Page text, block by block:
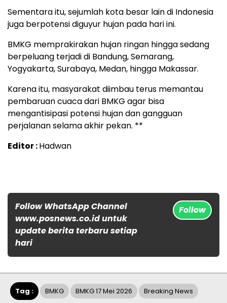
Sementara itu, sejumlah kota besar lain di Indonesia
juga berpotensi diguyur hujan pada hari ini.
BMKG memprakirakan hujan ringan hingga sedang
berpeluang terjadi di Bandung, Semarang,
Yogyakarta, Surabaya, Medan, hingga Makassar.
Karena itu, masyarakat diimbau terus memantau
pembaruan cuaca dari BMKG agar bisa
mengantisipasi potensi hujan dan gangguan
perjalanan selama akhir pekan. **
Editor :Hadwan
Follow WhatsApp Channel
www.posnews.co.id untuk
update berita terbaru setiap
hari
Follow
Tag : BMKG BMKG 17 Mei 2026 Breaking News